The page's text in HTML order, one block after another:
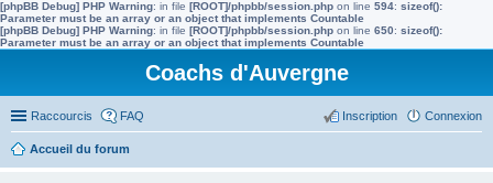
[phpBB Debug] PHP Warning: in file [ROOT]/phpbb/session.php on line 594: sizeof():
Parameter must be an array or an object that implements Countable
[phpBB Debug] PHP Warning: in file [ROOT]/phpbb/session.php on line 650: sizeof():
Parameter must be an array or an object that implements Countable
Coachs d'Auvergne
Raccourcis FAQ Connexion
Inscription
Accueil du forum